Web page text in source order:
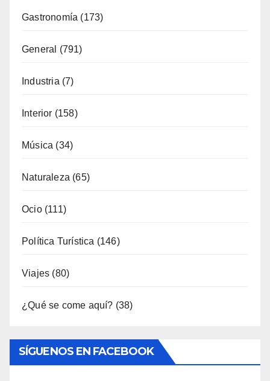
Gastronomía (173)
General (791)
Industria (7)
Interior (158)
Música (34)
Naturaleza (65)
Ocio(111)
Política Turística (146)
Viajes (80)
¿Qué se come aquí? (38)
SÍGUENOS EN FACEBOOK